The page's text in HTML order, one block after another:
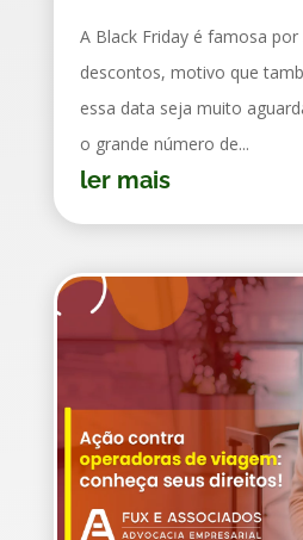
A Black Friday é famosa por
descontos, motivo que
essa data seja muito
o grande número de...
ler mais